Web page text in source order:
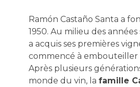
Ramón Castaño Santa a
1950. Au milieu des années
a acquis ses premières
commencé à embouteiller
Après plusieurs
monde du vin, la famille